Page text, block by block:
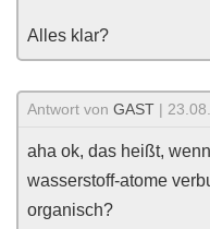
Alles klar?
Antwort von GAST |
aha ok, das heißt,
wasserstoff-atome
organisch?